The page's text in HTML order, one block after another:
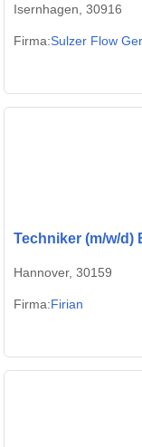
Isernhagen, 30916
Firma:Sulzer Flow
Techniker (m/w/d)
Hannover, 30159
Firma:Firian